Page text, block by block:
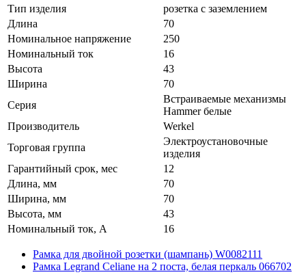
Тип изделия
розетка с заземлением
Длина
70
Номинальное напряжение
250
Номинальный ток
16
Высота
43
Ширина
70
Серия
Встраиваемые механизмы
Hammer белые
Производитель
Werkel
Торговая группа
Электроустановочные
изделия
Гарантийный срок, мес
12
Длина, мм
70
Ширина, мм
70
Высота, мм
43
Номинальный ток, А
16
Рамка для двойной розетки (шампань) W0082111
Рамка Legrand Celiane на 2 поста, белая перкаль 066702